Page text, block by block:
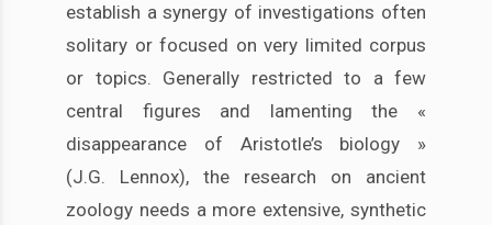
establish a synergy of investigations often
solitary or focused on very limited corpus
or topics. Generally restricted to a few
central figures and lamenting the «
disappearance of Aristotle’s biology »
(J.G. Lennox), the research on ancient
zoology needs a more extensive, synthetic